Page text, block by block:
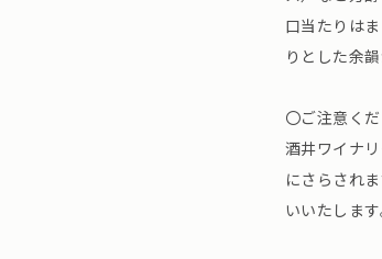
口当たりは
りとした余
〇ご注意く
酒井ワイナ
にさらされ
いいたします